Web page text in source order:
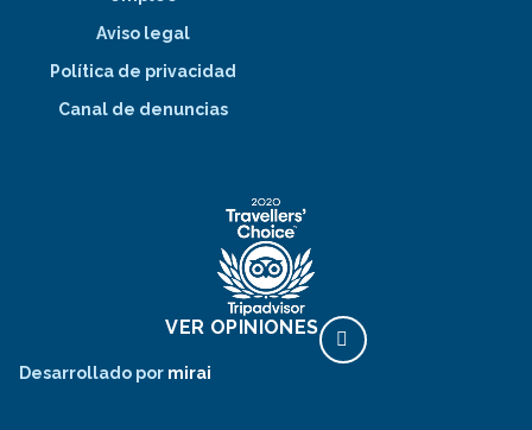
Aviso legal
Política de privacidad
Canal de denuncias
VER OPINIONES
Desarrollado por mirai